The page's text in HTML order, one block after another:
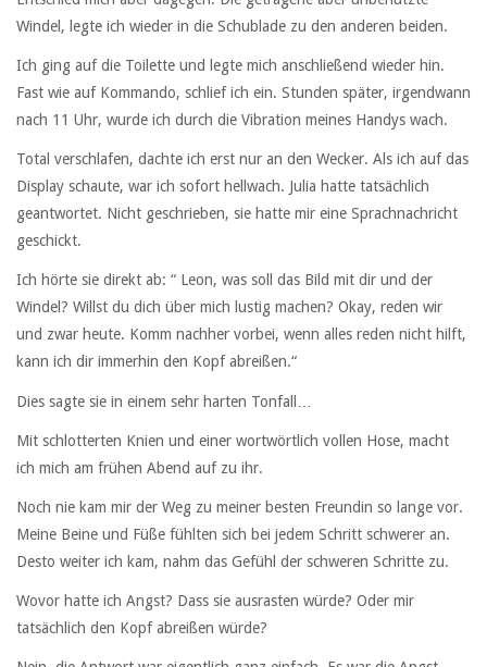
Windel, legte ich wieder in die Schublade zu den anderen beiden.
Ich ging auf die Toilette und legte mich anschließend wieder hin.
Fast wie auf Kommando, schlief ich ein. Stunden später, irgendwann
nach 11 Uhr, wurde ich durch die Vibration meines Handys wach.
Total verschlafen, dachte ich erst nur an den Wecker. Als ich auf das
Display schaute, war ich sofort hellwach. Julia hatte tatsächlich
geantwortet. Nicht geschrieben, sie hatte mir eine Sprachnachricht
geschickt.
Ich hörte sie direkt ab: “ Leon, was soll das Bild mit dir und der
Windel? Willst du dich über mich lustig machen? Okay, reden wir
und zwar heute. Komm nachher vorbei, wenn alles reden nicht hilft,
kann ich dir immerhin den Kopf abreißen.“
Dies sagte sie in einem sehr harten Tonfall…
Mit schlotterten Knien und einer wortwörtlich vollen Hose, macht
ich mich am frühen Abend auf zu ihr.
Noch nie kam mir der Weg zu meiner besten Freundin so lange vor.
Meine Beine und Füße fühlten sich bei jedem Schritt schwerer an.
Desto weiter ich kam, nahm das Gefühl der schweren Schritte zu.
Wovor hatte ich Angst? Dass sie ausrasten würde? Oder mir
tatsächlich den Kopf abreißen würde?